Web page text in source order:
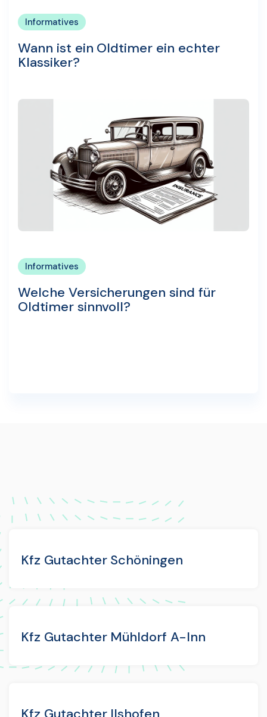
Informatives
Wann ist ein Oldtimer ein echter
Klassiker?
Informatives
Welche Versicherungen sind für
Oldtimer sinnvoll?
Kfz Gutachter Schöningen
Kfz Gutachter Mühldorf A-Inn
Kfz Gutachter Ilshofen